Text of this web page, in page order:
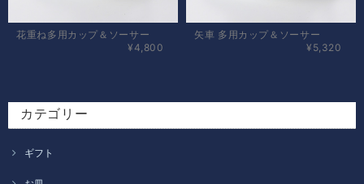
花重ね多用カップ＆ソーサー
¥4,800
矢車 多用カップ＆ソーサー
¥5,320
カテゴリー
ギフト